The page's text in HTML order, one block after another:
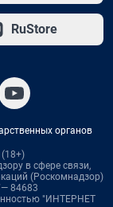
RuStore
органов
в сфере связи,
(Роскомнадзор)
84683
"ИНТЕРНЕТ